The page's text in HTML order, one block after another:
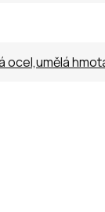
ocel,umělá